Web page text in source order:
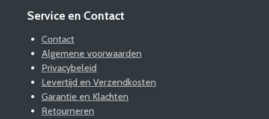
Service en Contact
Contact
Algemene voorwaarden
Privacybeleid
Levertijd en Verzendkosten
Garantie en Klachten
Retourneren